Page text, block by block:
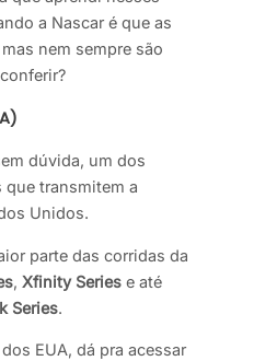
a Nascar é que as
nem sempre são
dúvida, um dos
transmitem a
Unidos.
parte das corridas da
, Xfinity Series e até
Series.
EUA, dá pra acessar